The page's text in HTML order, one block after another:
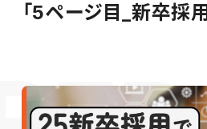
「5ページ目_新卒採用